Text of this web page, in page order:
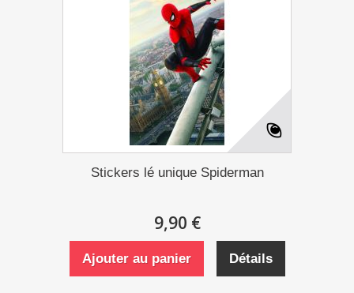
Stickers lé unique Spiderman
9,90 €
Ajouter au panier Détails